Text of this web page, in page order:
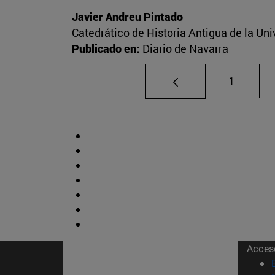
Javier Andreu Pintado
Catedrático de Historia Antigua de la
Publicado en: Diario de Navarra
Página
1